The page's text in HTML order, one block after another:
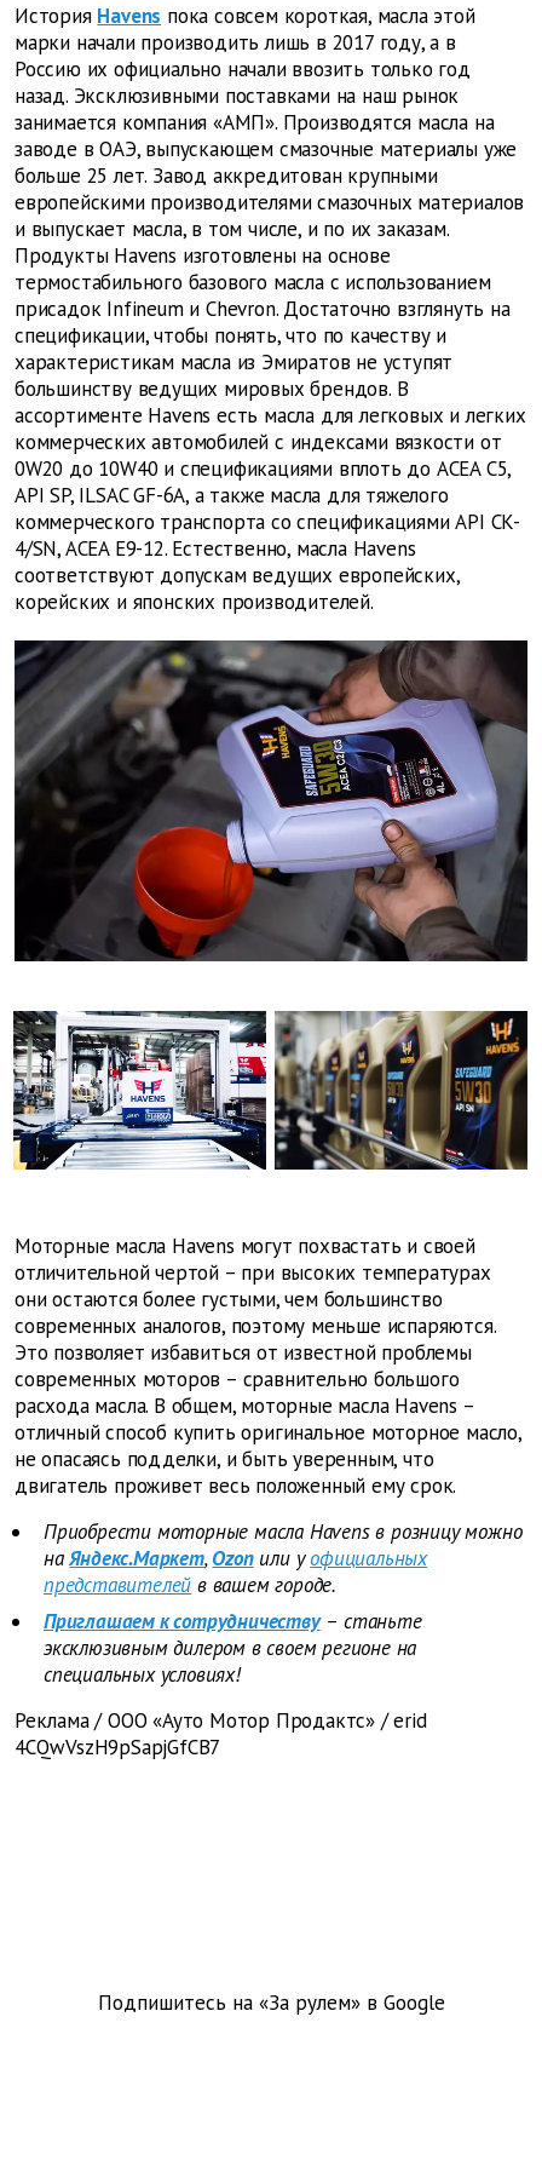
История Havens пока совсем короткая, масла этой
марки начали производить лишь в 2017 году, а в
Россию их официально начали ввозить только год
назад. Эксклюзивными поставками на наш рынок
занимается компания «АМП». Производятся масла на
заводе в ОАЭ, выпускающем смазочные материалы уже
больше 25 лет. Завод аккредитован крупными
европейскими производителями смазочных материалов
и выпускает масла, в том числе, и по их заказам.
Продукты Havens изготовлены на основе
термостабильного базового масла с использованием
присадок Infineum и Chevron. Достаточно взглянуть на
спецификации, чтобы понять, что по качеству и
характеристикам масла из Эмиратов не уступят
большинству ведущих мировых брендов. В
ассортименте Havens есть масла для легковых и легких
коммерческих автомобилей с индексами вязкости от
0W20 до 10W40 и спецификациями вплоть до ACEA C5,
API SP, ILSAC GF-6A, а также масла для тяжелого
коммерческого транспорта со спецификациями API CK-
4/SN, ACEA E9-12. Естественно, масла Havens
соответствуют допускам ведущих европейских,
корейских и японских производителей.
Моторные масла Havens могут похвастать и своей
отличительной чертой – при высоких температурах
они остаются более густыми, чем большинство
современных аналогов, поэтому меньше испаряются.
Это позволяет избавиться от известной проблемы
современных моторов – сравнительно большого
расхода масла. В общем, моторные масла Havens –
отличный способ купить оригинальное моторное масло,
не опасаясь подделки, и быть уверенным, что
двигатель проживет весь положенный ему срок.
Приобрести моторные масла Havens в розницу можно
на Яндекс.Маркет, Ozonили у официальных
представителей в вашем городе.
Приглашаем к сотрудничеству– станьте
эксклюзивным дилером в своем регионе на
специальных условиях!
Реклама / ООО «Ауто Мотор Продактс» / erid
4CQwVszH9pSapjGfCB7
Подпишитесь на «За рулем» в Google